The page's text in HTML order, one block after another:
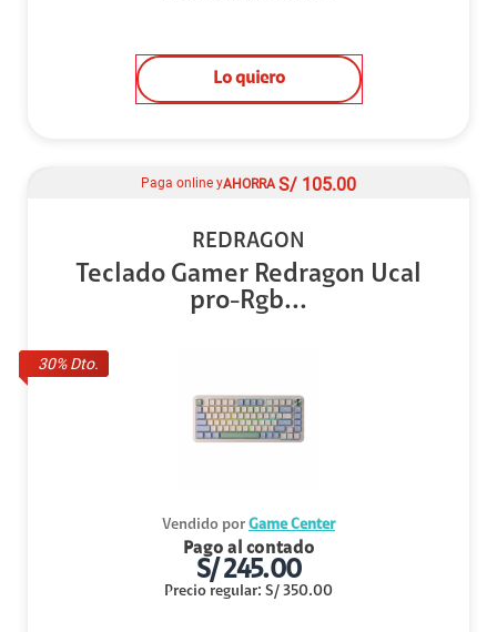
Lo quiero
30% Dto.
Paga online yAHORRA S/ 105.00
REDRAGON
Teclado Gamer Redragon Ucal
pro-Rgb...
Vendido por Game Center
Pago al contado
S/245.00
Precio regular: S/ 350.00